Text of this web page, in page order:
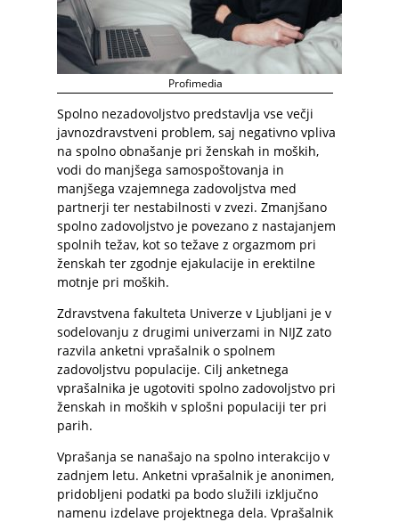
Profimedia
Spolno nezadovoljstvo predstavlja vse večji
javnozdravstveni problem, saj negativno vpliva
na spolno obnašanje pri ženskah in moških,
vodi do manjšega samospoštovanja in
manjšega vzajemnega zadovoljstva med
partnerji ter nestabilnosti v zvezi. Zmanjšano
spolno zadovoljstvo je povezano z nastajanjem
spolnih težav, kot so težave z orgazmom pri
ženskah ter zgodnje ejakulacije in erektilne
motnje pri moških.
Zdravstvena fakulteta Univerze v Ljubljani je v
sodelovanju z drugimi univerzami in NIJZ zato
razvila anketni vprašalnik o spolnem
zadovoljstvu populacije. Cilj anketnega
vprašalnika je ugotoviti spolno zadovoljstvo pri
ženskah in moških v splošni populaciji ter pri
parih.
Vprašanja se nanašajo na spolno interakcijo v
zadnjem letu. Anketni vprašalnik je anonimen,
pridobljeni podatki pa bodo služili izključno
namenu izdelave projektnega dela. Vprašalnik